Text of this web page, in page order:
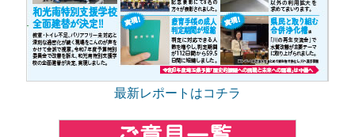
最新レポートはコチラ